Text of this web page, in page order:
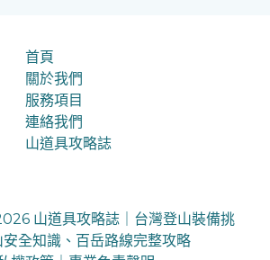
首頁
關於我們
服務項目
連絡我們
山道具攻略誌
山道具攻略誌｜台灣登山裝備挑
全知識、百岳路線完整攻略